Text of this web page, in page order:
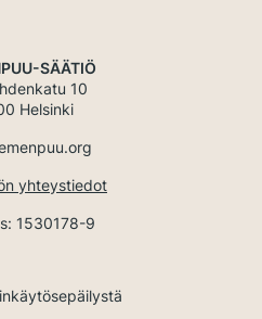
SÄÄTIÖ
10
Helsinki
yhteystiedot
1530178-9